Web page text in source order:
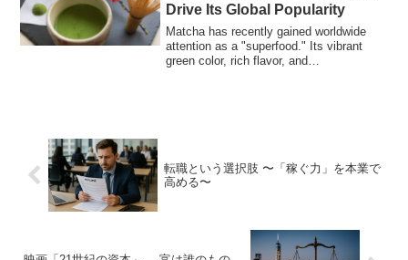
Drive Its Global Popularity
Matcha has recently gained worldwide
attention as a "superfood." Its vibrant
green color, rich flavor, and
転職という選択肢 〜「稼ぐ力」を本業で
高める〜